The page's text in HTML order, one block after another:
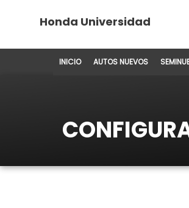
Honda Universidad
INICIO AUTOS NUEVOS